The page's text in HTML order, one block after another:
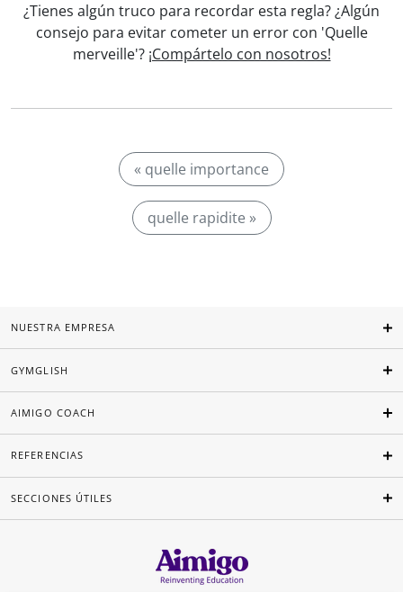
¿Tienes algún truco para recordar esta regla? ¿Algún
consejo para evitar cometer un error con 'Quelle
merveille'? ¡Compártelo con nosotros!
« quelle importance
quelle rapidite »
NUESTRA EMPRESA
GYMGLISH
AIMIGO COACH
REFERENCIAS
SECCIONES ÚTILES